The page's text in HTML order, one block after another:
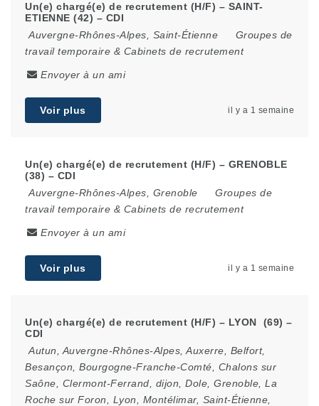
Un(e) chargé(e) de recrutement (H/F) – SAINT-
ETIENNE (42) – CDI
Auvergne-Rhônes-Alpes
Saint-Étienne
Groupes de
travail temporaire & Cabinets de recrutement
Envoyer à un ami
Voir plus il y a 1 semaine
Un(e) chargé(e) de recrutement (H/F) – GRENOBLE
(38) – CDI
Auvergne-Rhônes-Alpes
Grenoble
Groupes de
travail temporaire & Cabinets de recrutement
Envoyer à un ami
Voir plus il y a 1 semaine
Un(e) chargé(e) de recrutement (H/F) – LYON (69) –
CDI
Autun
Auvergne-Rhônes-Alpes Auxerre Belfort,
Besançon
Bourgogne-Franche-Comté
Chalons sur
Saône
Clermont-Ferrand dijon Dole Grenoble La
Roche sur Foron
Lyon Montélimar, Saint-Étienne